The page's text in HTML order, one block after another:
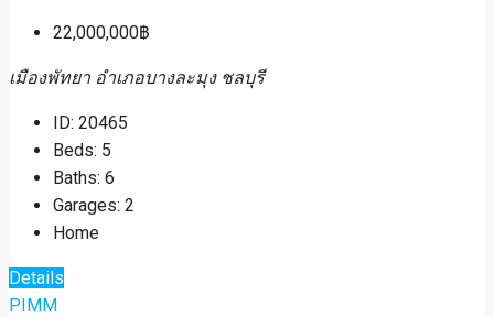
22,000,000฿
เมืองพัทยา อำเภอบางละมุง ชลบุรี
ID: 20465
Beds: 5
Baths: 6
Garages: 2
Home
Details
PIMM